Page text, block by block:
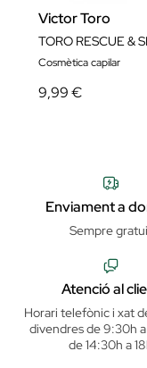
Victor Toro
TORO RESCUE &
Cosmètica capilar
9,99 €
Enviament a
Sempre
Atenció al
Horari telefònic i xat
divendres de 9:30h
de 14:30h a